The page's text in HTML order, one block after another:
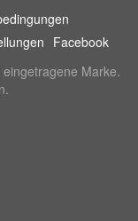
Facebook
Marke.